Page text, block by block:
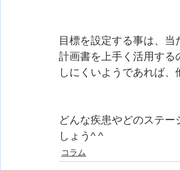
目標を設定する事は、
計画書を上手く活用する
しにくいようであれば
どんな疾患やどのステ
しょう^ ^
コラム